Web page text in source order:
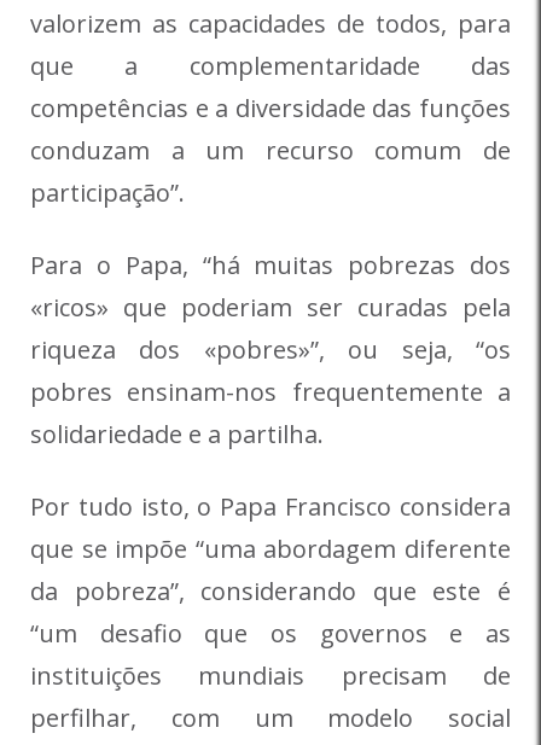
valorizem as capacidades de todos, para
que a complementaridade das
competências e a diversidade das funções
conduzam a um recurso comum de
participação”.
Para o Papa, “há muitas pobrezas dos
«ricos» que poderiam ser curadas pela
riqueza dos «pobres»”, ou seja, “os
pobres ensinam-nos frequentemente a
solidariedade e a partilha.
Por tudo isto, o Papa Francisco considera
que se impõe “uma abordagem diferente
da pobreza”, considerando que este é
“um desafio que os governos e as
instituições mundiais precisam de
perfilhar, com um modelo social